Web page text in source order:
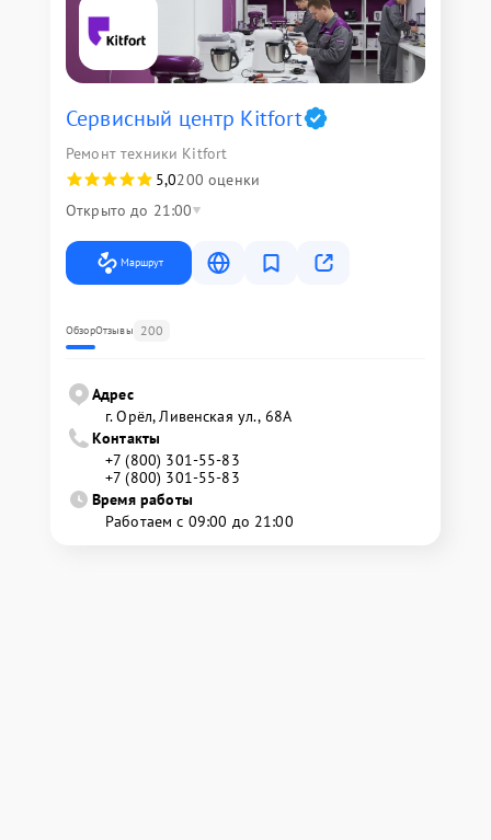
Сервисный центр Kitfort
Ремонт техники Kitfort
5,0200 оценки
Открыто до 21:00
Маршрут
ОбзорОтзывы 200
Адрес
г. Орёл, Ливенская ул., 68А
Контакты
+7 (800) 301-55-83
+7 (800) 301-55-83
Время работы
Работаем с 09:00 до 21:00